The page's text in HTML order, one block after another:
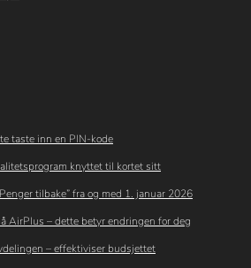
taste inn en PIN-kode
knyttet til kortet sitt
tilbake” fra og med 1. januar 2026
AirPlus – dette betyr endringen for deg
– effektiviser budsjettet